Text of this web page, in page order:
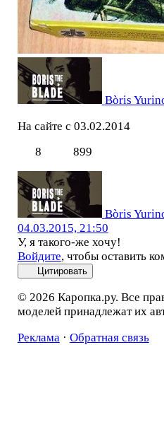
Bòris
На сайте с 03.02.2014
8
899
Bòris
04.03.2015, 21:50
У, я такого-же хочу!
Войдите, чтобы оставить
Цитировать
© 2026 Каропка.ру. Все
моделей принадлежат их
Реклама · Обратная связь